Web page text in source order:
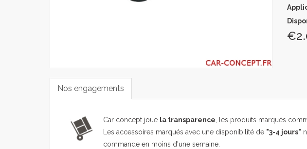
Nos engagements
Car concept joue la transparence, les produits marqués
Les accessoires marqués avec une disponibilité de "3-4 jours"
commande en moins d'une semaine.